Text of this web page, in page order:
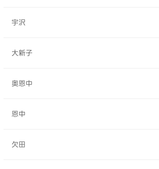
宇沢
大新子
奥恩中
恩中
欠田